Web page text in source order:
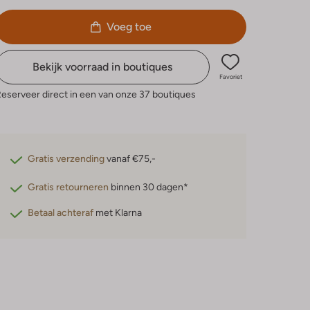
Voeg toe
Bekijk voorraad in boutiques
Favoriet
direct in een van onze 37 boutiques
Gratis verzendingvanaf €75,-
Gratis retourneren binnen 30 dagen*
Betaal achteraf met Klarna